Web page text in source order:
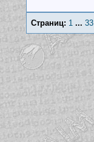
Страниц: 1... 33